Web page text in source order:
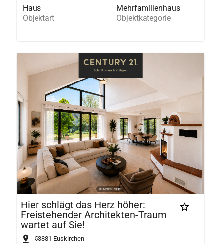
Haus
Objektart
Mehrfamilienhaus
Objektkategorie
Hier schlägt das Herz höher:
Freistehender Architekten-Traum
wartet auf Sie!
53881 Euskirchen